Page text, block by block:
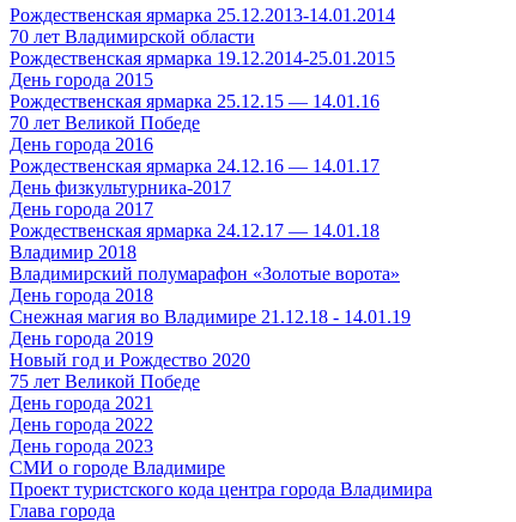
Рождественская ярмарка 25.12.2013-14.01.2014
70 лет Владимирской области
Рождественская ярмарка 19.12.2014-25.01.2015
День города 2015
Рождественская ярмарка 25.12.15 — 14.01.16
70 лет Великой Победе
День города 2016
Рождественская ярмарка 24.12.16 — 14.01.17
День физкультурника-2017
День города 2017
Рождественская ярмарка 24.12.17 — 14.01.18
Владимир 2018
Владимирский полумарафон «Золотые ворота»
День города 2018
Снежная магия во Владимире 21.12.18 - 14.01.19
День города 2019
Новый год и Рождество 2020
75 лет Великой Победе
День города 2021
День города 2022
День города 2023
СМИ о городе Владимире
Проект туристского кода центра города Владимира
Глава города